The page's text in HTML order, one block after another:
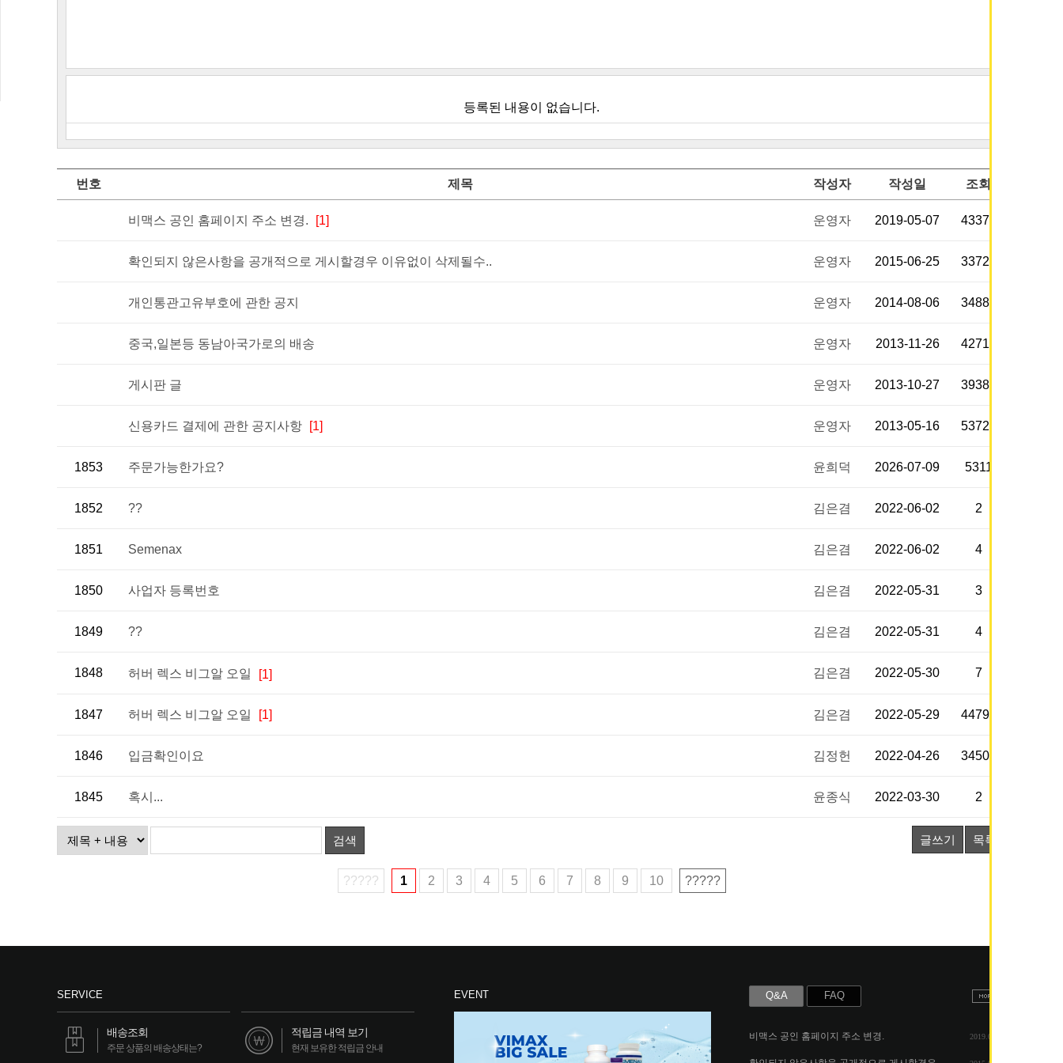
등록된 내용이 없습니다.
번호 제목 작성자 작성일 조회
비맥스 공인 홈페이지 주소 변경. [1] 운영자 2019-05-07 43378
확인되지 않은사항을 공개적으로 게시할경우 이유없이 삭제될수.. 운영자 2015-06-25 33724
개인통관고유부호에 관한 공지 운영자 2014-08-06 34881
중국,일본등 동남아국가로의 배송 운영자 2013-11-26 42719
게시판 글 운영자 2013-10-27 39380
신용카드 결제에 관한 공지사항 [1] 운영자 2013-05-16 53722
1853 주문가능한가요? 윤희덕 2026-07-09 5311
1852 ?? 김은겸 2022-06-02 2
1851 Semenax 김은겸 2022-06-02 4
1850 사업자 등록번호 김은겸 2022-05-31 3
1849 ?? 김은겸 2022-05-31 4
1848 허버 렉스 비그알 오일 [1] 김은겸 2022-05-30 7
1847 허버 렉스 비그알 오일 [1] 김은겸 2022-05-29 44794
1846 입금확인이요 김정헌 2022-04-26 34507
1845 혹시... 윤종식 2022-03-30 2
검색 글쓰기 목록
????? 1 2 3 4 5 6 7 8 9 10 ?????
SERVICE
배송조회
주문 상품의 배송상태는?
적립금 내역 보기
현재 보유한 적립금 안내
EVENT Q&A FAQ
비맥스 공인 홈페이지 주소 변경. 2019.05.07